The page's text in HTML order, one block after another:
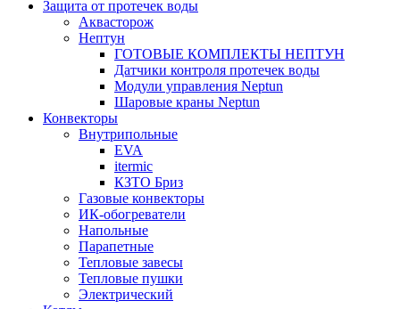
Защита от протечек воды
Аквасторож
Нептун
ГОТОВЫЕ КОМПЛЕКТЫ НЕПТУН
Датчики контроля протечек воды
Модули управления Neptun
Шаровые краны Neptun
Конвекторы
Внутрипольные
EVA
itermic
КЗТО Бриз
Газовые конвекторы
ИК-обогреватели
Напольные
Парапетные
Тепловые завесы
Тепловые пушки
Электрический